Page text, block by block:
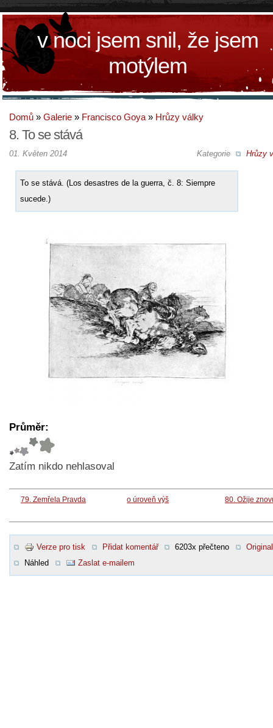
v noci jsem snil, že jsem
motýlem
Domů » Galerie » Francisco Goya » Hrůzy války
8. To se stává
Kategorie Hrůzy
01. Květen 2014
To se stává. (Los desastres de la guerra, č. 8: Siempre
sucede.)
Průměr:
Zatím nikdo nehlasoval
79. Zemřela Pravda o úroveň výš 80. Ožije
Verze pro tisk Přidat komentář 6203x přečteno
Original
Náhled
Zaslat e-mailem